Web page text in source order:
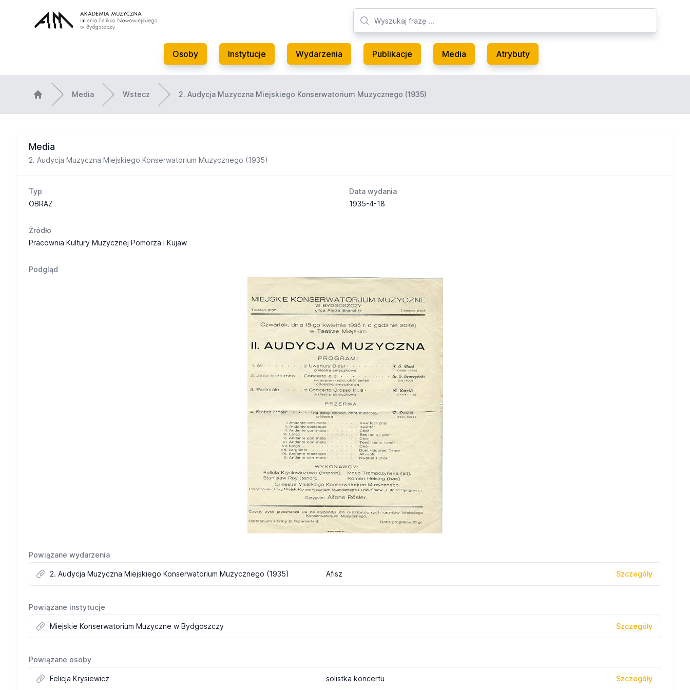
Osoby Instytucje Wydarzenia Publikacje Media Atrybuty
Media Wstecz 2. Audycja Muzyczna Miejskiego Konserwatorium Muzycznego (1935)
Media
2. Audycja Muzyczna Miejskiego Konserwatorium Muzycznego (1935)
Typ
OBRAZ
Data wydania
1935-4-18
Żródło
Pracownia Kultury Muzycznej Pomorza i Kujaw
Podgląd
Powiązane wydarzenia
2. Audycja Muzyczna Miejskiego Konserwatorium Muzycznego (1935) Afisz Szczegóły
Powiązane instytucje
Miejskie Konserwatorium Muzyczne w Bydgoszczy Szczegóły
Powiązane osoby
Felicja Krysiewicz solistka koncertu Szczegóły